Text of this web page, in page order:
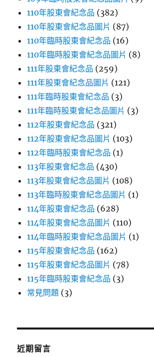
110年股東會紀念品 (382)
110年股東會紀念品圖片 (87)
110年臨時股東會紀念品 (16)
110年臨時股東會紀念品圖片 (8)
111年股東會紀念品 (259)
111年股東會紀念品圖片 (121)
111年臨時股東會紀念品 (3)
111年臨時股東會紀念品圖片 (3)
112年股東會紀念品 (321)
112年股東會紀念品圖片 (103)
112年臨時股東會紀念品 (1)
113年股東會紀念品 (430)
113年股東會紀念品圖片 (108)
113年臨時股東會紀念品圖片 (1)
114年股東會紀念品 (628)
114年股東會紀念品圖片 (110)
114年臨時股東會紀念品圖片 (1)
115年股東會紀念品 (162)
115年股東會紀念品圖片 (78)
115年臨時股東會紀念品 (3)
常見問題 (3)
近期留言